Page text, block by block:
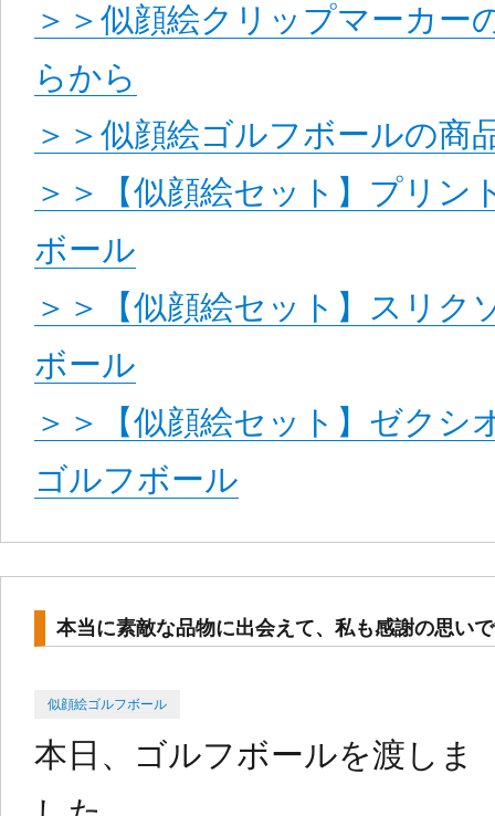
＞＞似顔絵クリップマーカー
らから
＞＞似顔絵ゴルフボールの商
＞＞【似顔絵セット】プリン
ボール
＞＞【似顔絵セット】スリク
ボール
＞＞【似顔絵セット】ゼクシ
ゴルフボール
本当に素敵な品物に出会えて、私も感謝の思い
Posted
on
似顔絵ゴルフボール
本日、ゴルフボールを渡しま